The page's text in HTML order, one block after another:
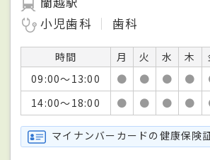
小児歯科
歯科
時間 月 火 水 木
09:00～13:00
● ● ● ●
14:00～18:00
● ● ● ●
マイナンバーカードの健康保険